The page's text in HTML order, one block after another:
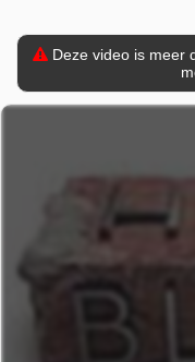
Deze video is meer